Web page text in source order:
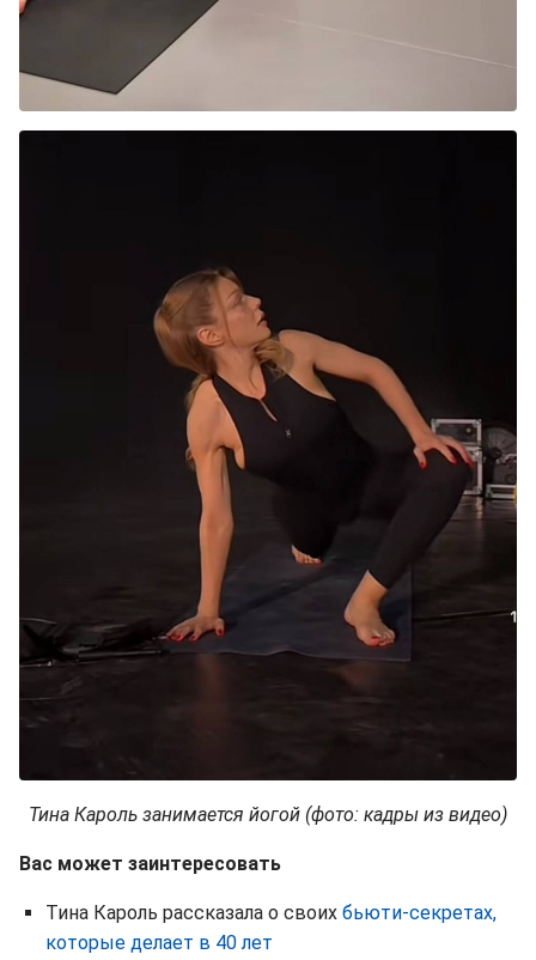
Тина Кароль занимается йогой (фото: кадры из видео)
Вас может заинтересовать
Тина Кароль рассказала о своих бьюти-секретах,
которые делает в 40 лет